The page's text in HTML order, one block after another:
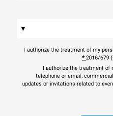
▾
I authorize the treatment of my
2016/679
*
I authorize the treatment of
telephone or email,
updates or invitations related to